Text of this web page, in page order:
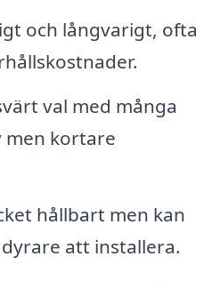
och långvarigt, ofta
val med många
men kortare
hållbart men kan
att installera.